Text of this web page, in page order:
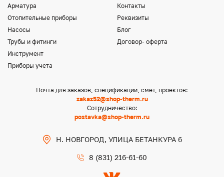
Арматура
Отопительные приборы
Насосы
Трубы и фитинги
Инструмент
Приборы учета
Контакты
Реквизиты
Блог
Договор- оферта
Почта для заказов, спецификации, смет, проектов:
zakaz52@shop-therm.ru
Сотрудничество:
postavka@shop-therm.ru
Н. НОВГОРОД, УЛИЦА БЕТАНКУРА 6
8 (831) 216-61-60